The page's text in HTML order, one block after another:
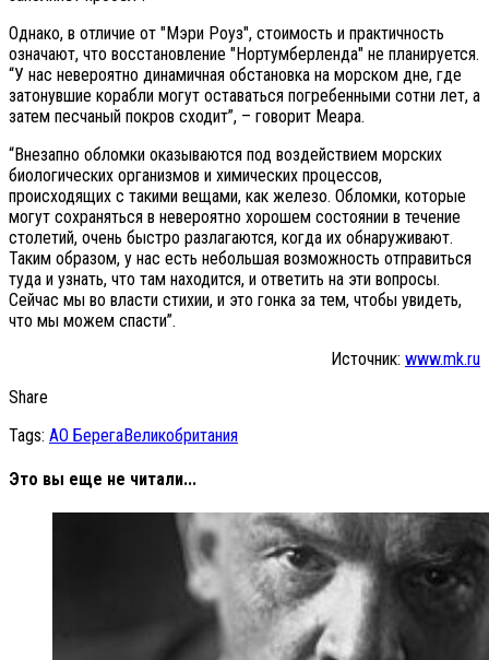
Однако, в отличие от "Мэри Роуз", стоимость и практичность
означают, что восстановление "Нортумберленда" не планируется.
“У нас невероятно динамичная обстановка на морском дне, где
затонувшие корабли могут оставаться погребенными сотни лет, а
затем песчаный покров сходит”, – говорит Меара.
“Внезапно обломки оказываются под воздействием морских
биологических организмов и химических процессов,
происходящих с такими вещами, как железо. Обломки, которые
могут сохраняться в невероятно хорошем состоянии в течение
столетий, очень быстро разлагаются, когда их обнаруживают.
Таким образом, у нас есть небольшая возможность отправиться
туда и узнать, что там находится, и ответить на эти вопросы.
Сейчас мы во власти стихии, и это гонка за тем, чтобы увидеть,
что мы можем спасти”.
Источник: www.mk.ru
Share
Tags: АО БерегаВеликобритания
Это вы еще не читали...